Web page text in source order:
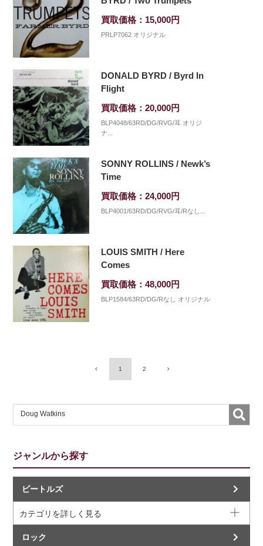
買取価格：15,000円
PRLP7062 オリジナル
DONALD BYRD / Byrd In
Flight
買取価格：20,000円
BLP4048/63RD/DG/RVG/耳 オリジ
ナ...
SONNY ROLLINS / Newk’s
Time
買取価格：24,000円
BLP4001/63RD/DG/RVG/耳/Rなし...
LOUIS SMITH / Here
Comes
買取価格：48,000円
BLP1584/63RD/DG/Rなし オリジナル
1 2
ジャンルから探す
ビートルズ
カテゴリを詳しく見る
ロック